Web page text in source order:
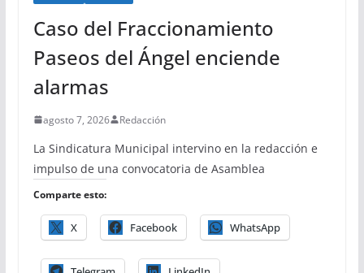
Caso del Fraccionamiento
Paseos del Ángel enciende
alarmas
agosto 7, 2026 Redacción
La Sindicatura Municipal intervino en la redacción e
impulso de una convocatoria de Asamblea
Comparte esto:
X Facebook WhatsApp